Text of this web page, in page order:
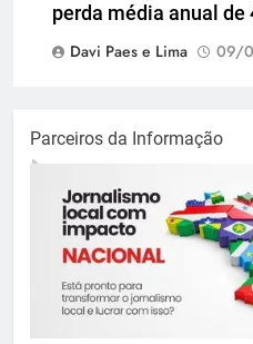
perda média anual de
Davi Paes e Lima
09/
Parceiros da Informação